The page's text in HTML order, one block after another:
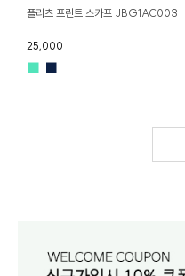
플리츠 프린트 스카프 JBG1AC003
25,000
■ ■